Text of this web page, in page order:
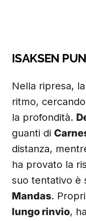
ISAKSEN
Nella ripresa,
ritmo,
la profondità.
guanti di
distanza,
ha provato la
suo tentativo è
Mandas.
lungo rinvio,